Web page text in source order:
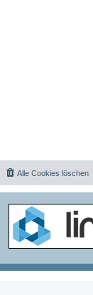
Alle Cookies löschen